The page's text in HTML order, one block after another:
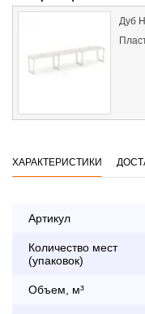
Дуб
ХАРАКТЕРИСТИКИ
Артикул
Количество мест
(упаковок)
Объем, м³
заказа банковской картой